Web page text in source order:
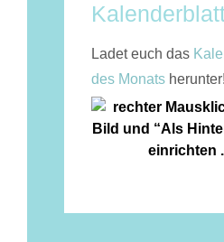
Ladet euch das
des Monatsherunter!